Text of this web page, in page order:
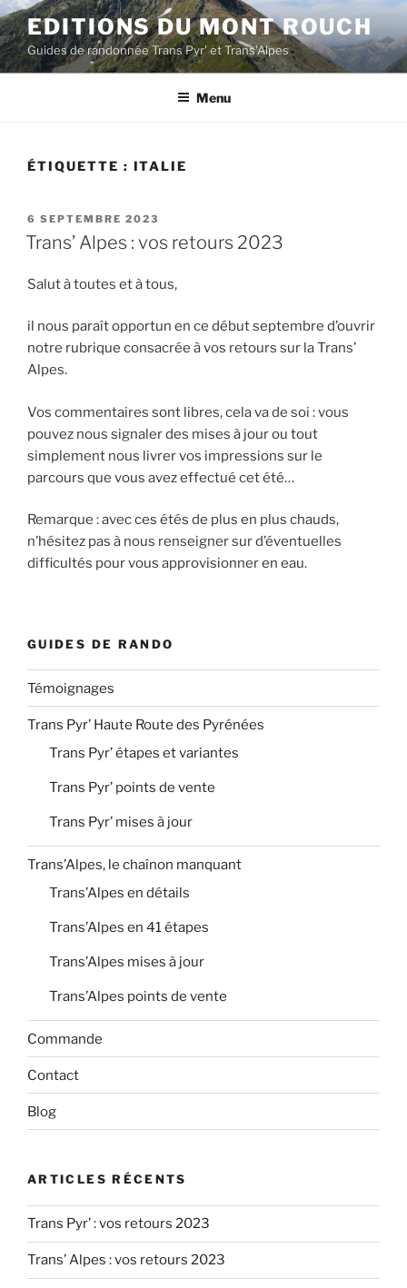
Aller
au
contenu
principal
EDITIONS DU MONT ROUCH
Guides de randonnée Trans Pyr' et Trans'Alpes
Menu
ÉTIQUETTE : ITALIE
PUBLIÉ
LE
6 SEPTEMBRE 2023
Trans’ Alpes : vos retours 2023
Salut à toutes et à tous,
il nous paraît opportun en ce début septembre d’ouvrir
notre rubrique consacrée à vos retours sur la Trans’
Alpes.
Vos commentaires sont libres, cela va de soi : vous
pouvez nous signaler des mises à jour ou tout
simplement nous livrer vos impressions sur le
parcours que vous avez effectué cet été…
Remarque : avec ces étés de plus en plus chauds,
n’hésitez pas à nous renseigner sur d’éventuelles
difficultés pour vous approvisionner en eau.
GUIDES DE RANDO
Témoignages
Trans Pyr’ Haute Route des Pyrénées
Trans Pyr’ étapes et variantes
Trans Pyr’ points de vente
Trans Pyr’ mises à jour
Trans’Alpes, le chaînon manquant
Trans’Alpes en détails
Trans’Alpes en 41 étapes
Trans’Alpes mises à jour
Trans’Alpes points de vente
Commande
Contact
Blog
ARTICLES RÉCENTS
Trans Pyr’ : vos retours 2023
Trans’ Alpes : vos retours 2023